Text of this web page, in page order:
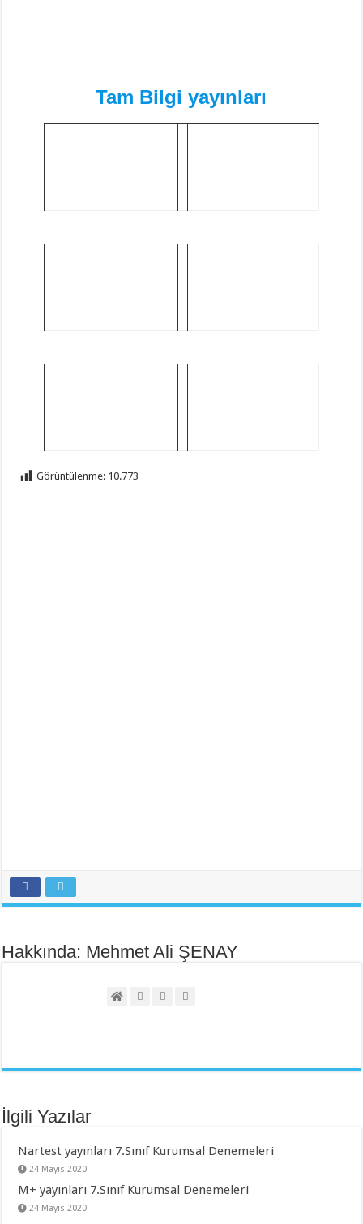
Tam Bilgi yayınları
Görüntülenme: 10.773
Hakkında: Mehmet Ali ŞENAY
İlgili Yazılar
Nartest yayınları 7.Sınıf Kurumsal Denemeleri
24 Mayıs 2020
M+ yayınları 7.Sınıf Kurumsal Denemeleri
24 Mayıs 2020